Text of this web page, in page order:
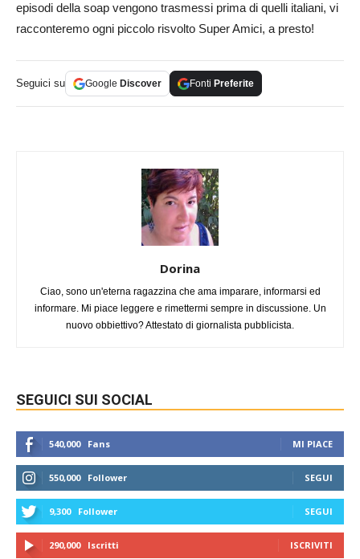
episodi della soap vengono trasmessi prima di quelli italiani, vi
racconteremo ogni piccolo risvolto Super Amici, a presto!
Seguici su Google Discover Fonti Preferite
Dorina
Ciao, sono un'eterna ragazzina che ama imparare, informarsi ed
informare. Mi piace leggere e rimettermi sempre in discussione. Un
nuovo obbiettivo? Attestato di giornalista pubblicista.
SEGUICI SUI SOCIAL
540,000 Fans MI PIACE
550,000 Follower SEGUI
9,300 Follower SEGUI
290,000 Iscritti ISCRIVITI